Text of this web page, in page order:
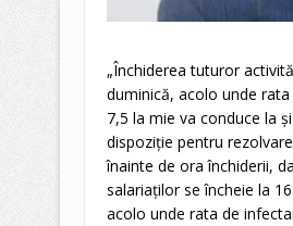
„Închiderea tuturor
duminică, acolo unde
7,5 la mie va conduce la
dispoziție pentru
înainte de ora închiderii,
salariaților se încheie la
acolo unde rata de